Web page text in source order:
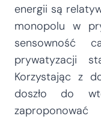
energii są
monopolu w
sensowność
prywatyzacji
Korzystając z
doszło do
zaproponować